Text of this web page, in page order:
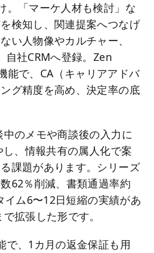
。「マーケ人材も検討」な
検知し、関連提案へつなげ
い人物像やカルチャー、
自社CRMへ登録。Zen
能で、CA（キャリアアドバ
グ精度を高め、決定率の底
のメモや商談後の入力に
、情報共有の属人化で案
課題があります。シリーズ
62％削減、書類通過率約
イム6〜12日短縮の実績があ
拡張した形です。
で、1カ月の返金保証も用